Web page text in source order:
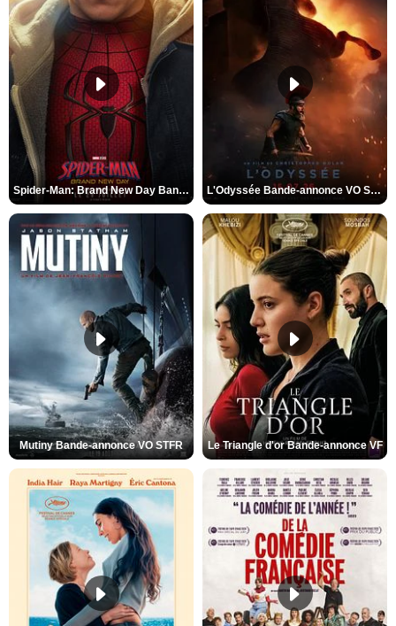
Spider-Man: Brand New Day Bande-annonce VO STFR L'Odyssée Bande-annonce VO STFR
Mutiny Bande-annonce VO STFR Le Triangle d'or Bande-annonce VF